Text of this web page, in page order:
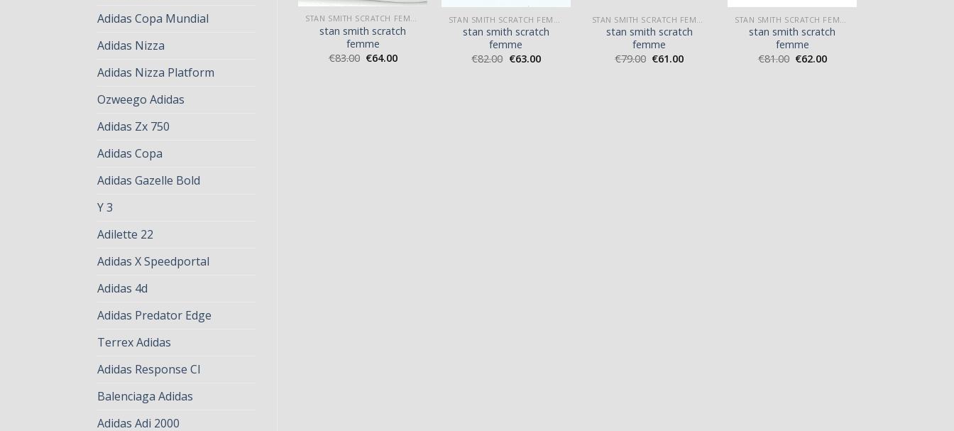
Adidas Copa Mundial
Adidas Nizza
Adidas Nizza Platform
Ozweego Adidas
Adidas Zx 750
Adidas Copa
Adidas Gazelle Bold
Y 3
Adilette 22
Adidas X Speedportal
Adidas 4d
Adidas Predator Edge
Terrex Adidas
Adidas Response Cl
Balenciaga Adidas
Adidas Adi 2000
STAN SMITH SCRATCH FEMME
stan smith scratch
femme
€83.00 €64.00
stan smith scratch
femme
€82.00 €63.00
stan smith scratch
femme
€79.00 €61.00
stan smith scratch
femme
€81.00 €62.00
STAN SMITH SCRATCH FEMME